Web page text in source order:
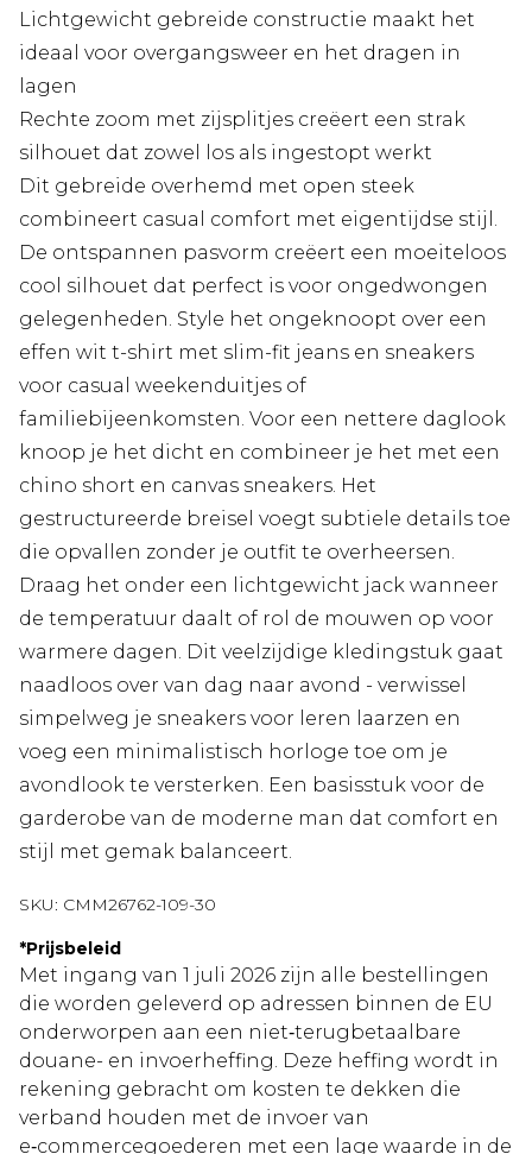
Lichtgewicht gebreide constructie maakt het
ideaal voor overgangsweer en het dragen in
lagen
Rechte zoom met zijsplitjes creëert een strak
silhouet dat zowel los als ingestopt werkt
Dit gebreide overhemd met open steek
combineert casual comfort met eigentijdse stijl.
De ontspannen pasvorm creëert een moeiteloos
cool silhouet dat perfect is voor ongedwongen
gelegenheden. Style het ongeknoopt over een
effen wit t-shirt met slim-fit jeans en sneakers
voor casual weekenduitjes of
familiebijeenkomsten. Voor een nettere daglook
knoop je het dicht en combineer je het met een
chino short en canvas sneakers. Het
gestructureerde breisel voegt subtiele details toe
die opvallen zonder je outfit te overheersen.
Draag het onder een lichtgewicht jack wanneer
de temperatuur daalt of rol de mouwen op voor
warmere dagen. Dit veelzijdige kledingstuk gaat
naadloos over van dag naar avond - verwissel
simpelweg je sneakers voor leren laarzen en
voeg een minimalistisch horloge toe om je
avondlook te versterken. Een basisstuk voor de
garderobe van de moderne man dat comfort en
stijl met gemak balanceert.
SKU: CMM26762-109-30
*Prijsbeleid
Met ingang van 1 juli 2026 zijn alle bestellingen
die worden geleverd op adressen binnen de EU
onderworpen aan een niet‑terugbetaalbare
douane- en invoerheffing. Deze heffing wordt in
rekening gebracht om kosten te dekken die
verband houden met de invoer van
e‑commercegoederen met een lage waarde in de